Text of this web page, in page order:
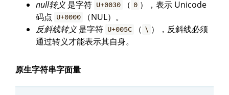
null转义 是字符 U+0030 （ 0 ），表示 Unicode
码点 U+0000
（NUL）。
反斜线转义 是字符 U+005C （ \ ），反斜线必须
通过转义才能表示其自身。
原生字符串字面量